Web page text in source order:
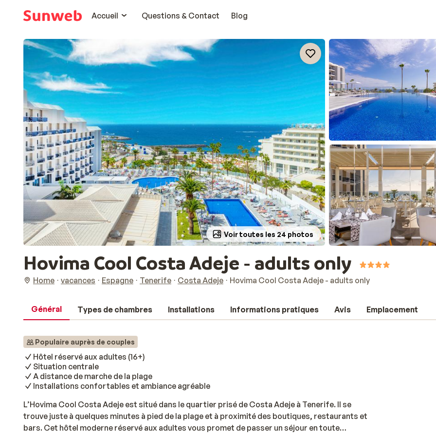
Accueil
Questions & Contact Blog
Voir toutes les 24 photos
Hovima Cool Costa Adeje - adults only
Home vacances Espagne Tenerife Costa Adeje Hovima Cool Costa Adeje - adults only
Général Types de chambres Installations Informations pratiques Avis Emplacement
Populaire auprès de couples
Hôtel réservé aux adultes (16+)
Situation centrale
A distance de marche de la plage
Installations confortables et ambiance agréable
L’Hovima Cool Costa Adeje est situé dans le quartier prisé de Costa Adeje à Tenerife. Il se
trouve juste à quelques minutes à pied de la plage et à proximité des boutiques, restaurants et
bars. Cet hôtel moderne réservé aux adultes vous promet de passer un séjour en toute